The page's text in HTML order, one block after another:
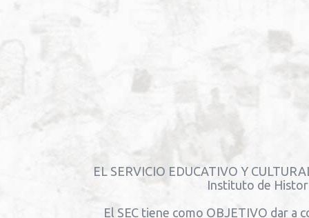
EL SERVICIO EDUCATIVO Y
Instituto de
El SEC tiene como OBJETIVO dar